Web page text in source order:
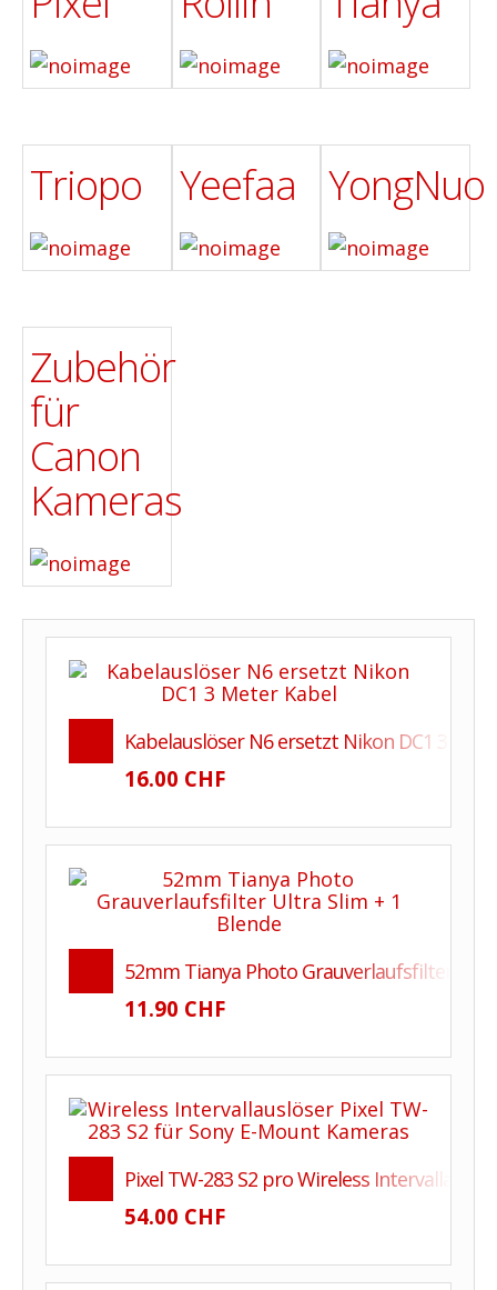
Triopo Yeefaa YongNuo
Zubehör
für
Canon
Kameras
Kabelauslöser N6 ersetzt Nikon DC1 3
16.00 CHF
52mm Tianya Photo Grauverlaufsfilter
11.90 CHF
Pixel TW-283 S2 pro Wireless
54.00 CHF